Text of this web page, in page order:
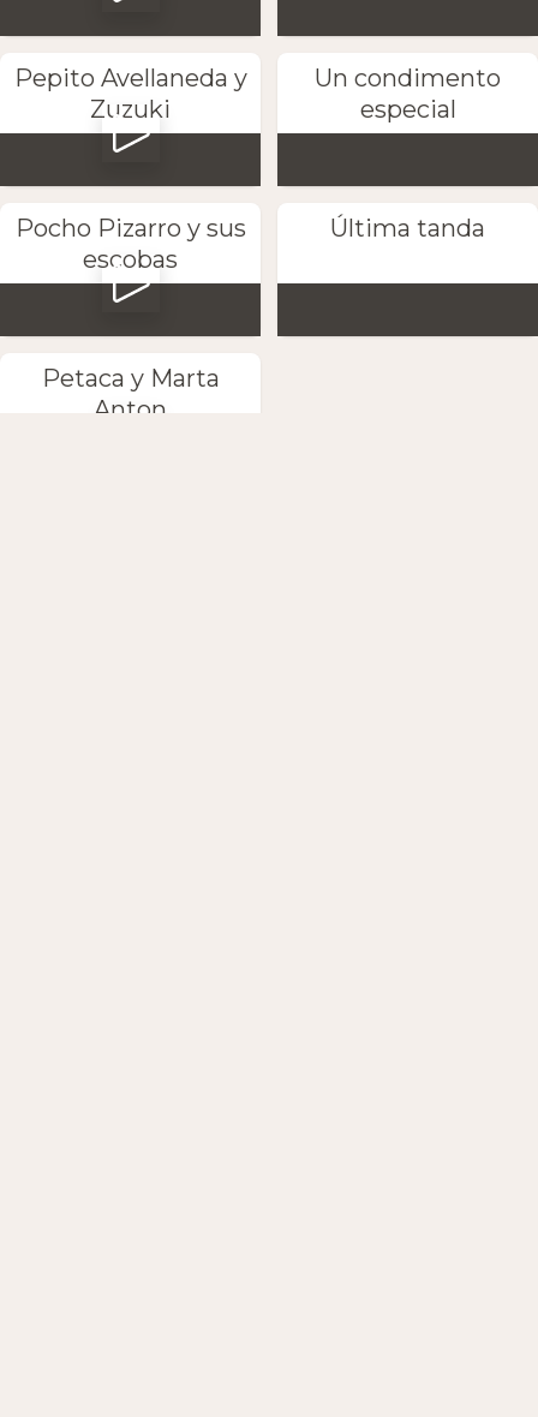
Pepito Avellaneda y
Zuzuki
Un condimento
especial
Pocho Pizarro y sus
escobas
Última tanda
Petaca y Marta
Anton